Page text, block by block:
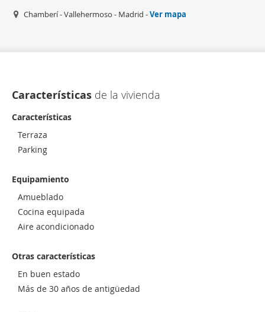
Chamberí - Vallehermoso - Madrid -Ver mapa
Características de la vivienda
Características
Terraza
Parking
Equipamiento
Amueblado
Cocina equipada
Aire acondicionado
Otras características
En buen estado
Más de 30 años de antigüedad